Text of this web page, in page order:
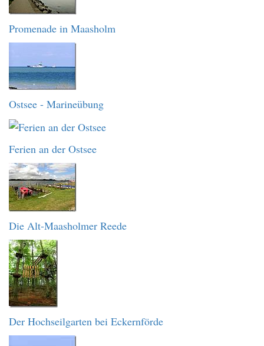
Promenade in Maasholm
Ostsee - Marineübung
Ferien an der Ostsee
Die Alt-Maasholmer Reede
Der Hochseilgarten bei Eckernförde